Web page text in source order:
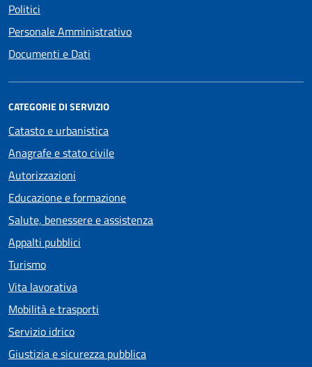
Politici
Personale Amministrativo
Documenti e Dati
CATEGORIE DI SERVIZIO
Catasto e urbanistica
Anagrafe e stato civile
Autorizzazioni
Educazione e formazione
Salute, benessere e assistenza
Appalti pubblici
Turismo
Vita lavorativa
Mobilità e trasporti
Servizio idrico
Giustizia e sicurezza pubblica